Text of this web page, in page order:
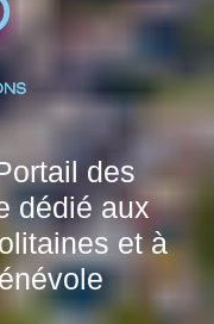
des
dédié aux
et à